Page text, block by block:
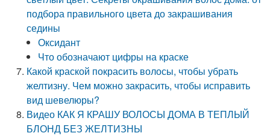
подбора правильного цвета до закрашивания
седины
Оксидант
Что обозначают цифры на краске
Какой краской покрасить волосы, чтобы убрать
желтизну. Чем можно закрасить, чтобы исправить
вид шевелюры?
Видео КАК Я КРАШУ ВОЛОСЫ ДОМА В ТЕПЛЫЙ
БЛОНД БЕЗ ЖЕЛТИЗНЫ